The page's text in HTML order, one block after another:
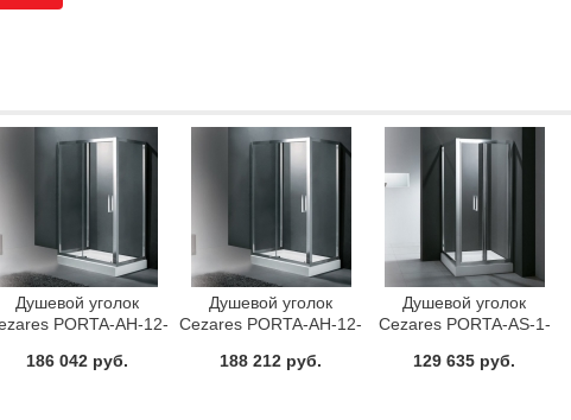
Душевой уголок
PORTA-AH-12-
186 042 руб.
Душевой уголок
Cezares PORTA-AH-12-
188 212 руб.
Душевой уголок
Cezares PORTA-AS-1-
129 635 руб.